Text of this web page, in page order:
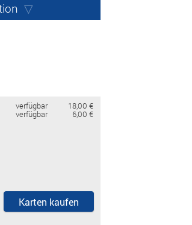
verfügbar
18,00 €
verfügbar
6,00 €
Karten kaufen